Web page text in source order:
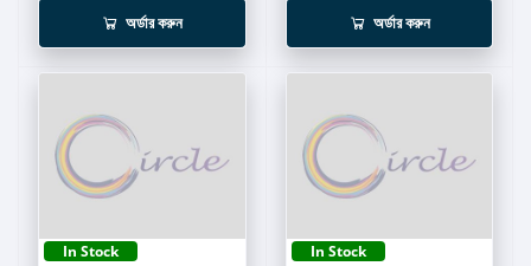
অর্ডার করুন অর্ডার করুন
In Stock In Stock